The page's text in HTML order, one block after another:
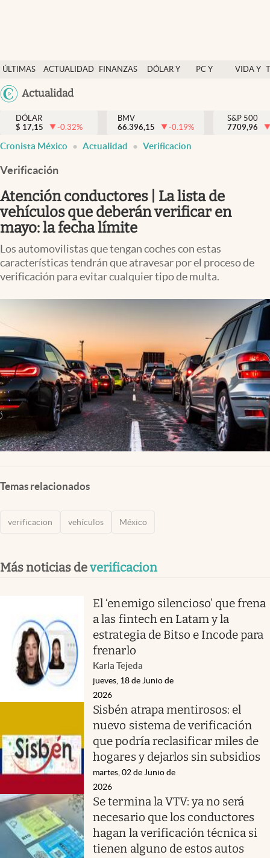
ÚLTIMAS
NOTICIAS
ACTUALIDAD
FINANZAS
DÓLAR Y
PC Y
VIDA Y
México
Actualidad
Actualidad
Finanzas y economía
Dólar y mercados
Pc y celular
Vida y estilo
Tv
Clima
Espiritualidad
abre en nueva pestaña
México
DÓLAR
$ 17,15 -0.32%
BMV
66.396,15
-0.19%
S&P 500
7709,96
Cronista México Actualidad Verificacion
Verificación
Atención conductores | La lista de
vehículos que deberán verificar en
mayo: la fecha límite
Los automovilistas que tengan coches con estas
características tendrán que atravesar por el proceso de
verificación para evitar cualquier tipo de multa.
Temas relacionados
verificacion vehículos México
Más noticias deverificacion
El ‘enemigo silencioso’ que frena
a las fintech en Latam y la
estrategia de Bitso e Incode para
frenarlo
Karla Tejeda
jueves, 18 de Junio de
2026
Sisbén atrapa mentirosos: el
nuevo sistema de verificación
que podría reclasificar miles de
hogares y dejarlos sin subsidios
martes, 02 de Junio de
2026
Se termina la VTV: ya no será
necesario que los conductores
hagan la verificación técnica si
tienen alguno de estos autos